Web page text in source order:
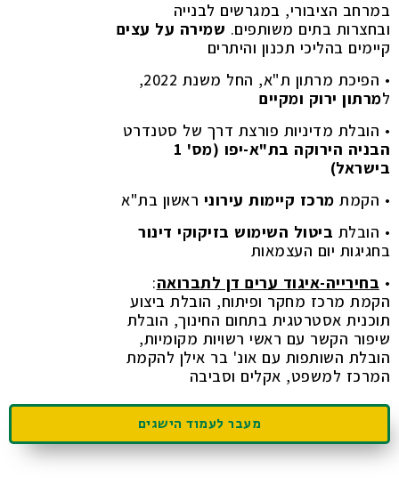
במרחב הציבורי, במגרשים לבנייה
ובחצרות בתים משותפים. שמירה על עצים
קיימים בהליכי תכנון והיתרים
• הפיכת מרתון ת"א, החל משנת 2022,
למרתון ירוק ומקיים
• הובלת מדיניות פורצת דרך של סטנדרט
הבניה הירוקה בת"א-יפו (מס' 1
בישראל)
• הקמת מרכז קיימות עירוני ראשון בת"א
• הובלת ביטול השימוש בזיקוקי דינור
בחגיגות יום העצמאות
• בחירייה-איגוד ערים דן לתברואה:
הקמת מרכז מחקר ופיתוח, הובלת ביצוע
תוכנית אסטרטגית בתחום החינוך, הובלת
שיפור הקשר עם ראשי רשויות מקומיות,
הובלת השותפות עם אונ' בר אילן להקמת
המרכז למשפט, אקלים וסביבה
מעבר לעמוד הישגים